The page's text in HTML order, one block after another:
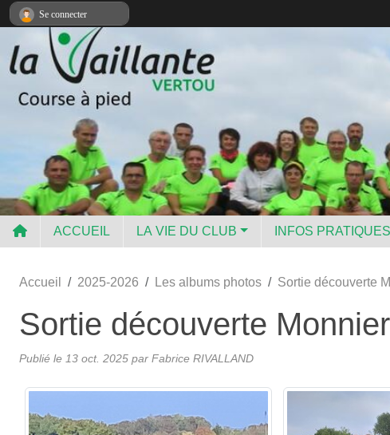
ACCUEIL LA VIE DU CLUB INFOS PRATIQUES
Accueil 2025-2026 Les albums photos Sortie découverte
Sortie découverte
Publié le 13 oct. 2025 par Fabrice RIVALLAND
Se connecter
Panneau de gestion des cookies